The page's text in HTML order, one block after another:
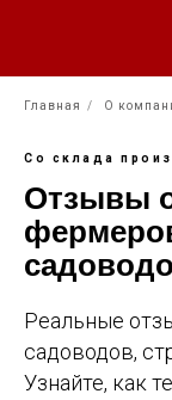
Главная / О
Со склада
Отзывы
Реальные
садоводов,
Узнайте, как